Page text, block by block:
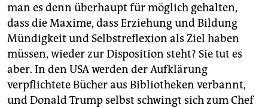
man es denn überhaupt für möglich gehalten,
dass die Maxime, dass Erziehung und Bildung
Mündigkeit und Selbstreflexion als Ziel haben
müssen, wieder zur Disposition steht? Sie tut es
aber. In den USA werden der Aufklärung
verpflichtete Bücher aus Bibliotheken verbannt,
und Donald Trump selbst schwingt sich zum Chef